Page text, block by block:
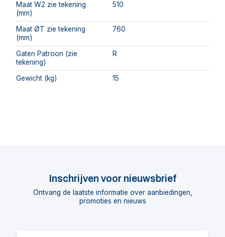
Maat W2 zie tekening
(mm)
510
Maat ØT zie tekening
(mm)
760
Gaten Patroon (zie
tekening)
R
Gewicht (kg) 15
Inschrijven voor nieuwsbrief
Ontvang de laatste informatie over aanbiedingen,
promoties en nieuws